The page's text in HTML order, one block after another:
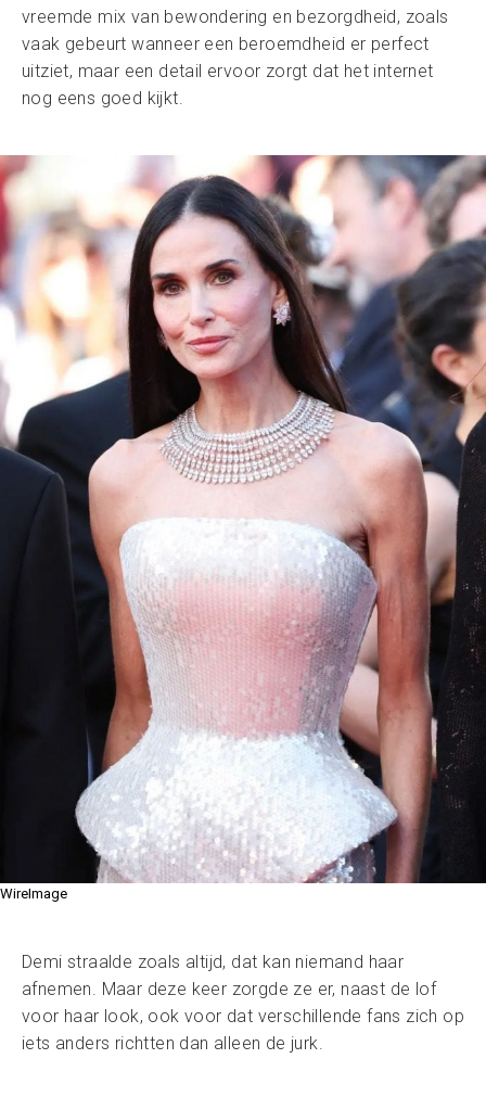
vreemde mix van bewondering en bezorgdheid, zoals
vaak gebeurt wanneer een beroemdheid er perfect
uitziet, maar een detail ervoor zorgt dat het internet
nog eens goed kijkt.
WireImage
Demi straalde zoals altijd, dat kan niemand haar
afnemen. Maar deze keer zorgde ze er, naast de lof
voor haar look, ook voor dat verschillende fans zich op
iets anders richtten dan alleen de jurk.